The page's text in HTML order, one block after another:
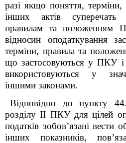
разі якщо поняття,
інших актів суперечать
правилам та положенням
відносин оподаткування
терміни, правила та
що застосовуються у ПКУ і
використовуються у
іншими законами.
Відповідно до пункту
розділу II ПКУ для цілей
податків зобов’язані вести
інших показників,